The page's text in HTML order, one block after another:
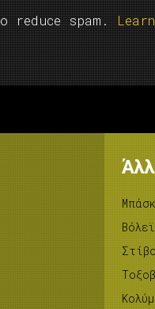
reduce spam.
Βόλεϊ